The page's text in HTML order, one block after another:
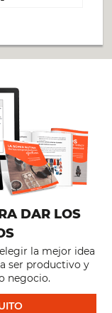
DAR LOS
la mejor idea
ser productivo y
negocio.